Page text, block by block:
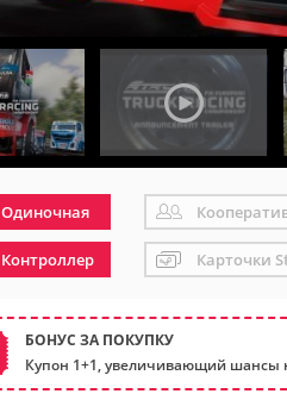
Одиночная
Контроллер Карточки
БОНУС ЗА ПОКУПКУ
Купон 1+1, увеличивающий шансы